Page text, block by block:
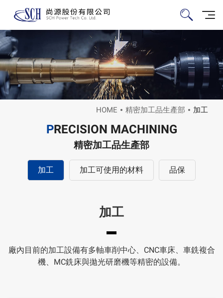
HOME 精密加工品生產部 加工
PRECISION MACHINING
精密加工品生產部
加工 加工可使用的材料 品保
加工
廠內目前的加工設備有多軸車削中心、CNC車床、車銑複合
機、MC銑床與拋光研磨機等精密的設備。